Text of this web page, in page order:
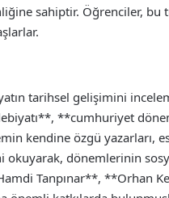
sahiptir. Öğrenciler,
tarihsel gelişimini
**cumhuriyet
kendine özgü yazarları,
dönemlerinin
Tanpınar**, **Orhan